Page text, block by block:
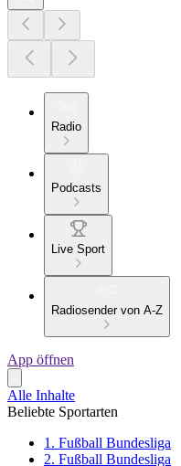
Radio
Podcasts
Live Sport
Radiosender von A-Z
App öffnen
Alle Inhalte
Beliebte Sportarten
1. Fußball Bundesliga
2. Fußball Bundesliga